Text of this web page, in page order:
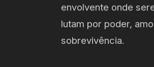
envolvente onde
lutam por poder,
sobrevivência.